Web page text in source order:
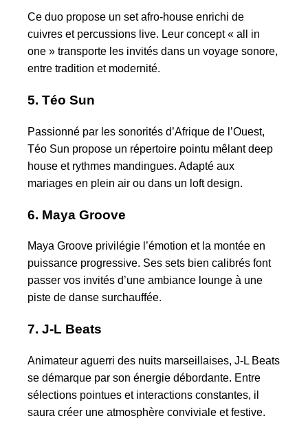
Ce duo propose un set afro-house enrichi de
cuivres et percussions live. Leur concept « all in
one » transporte les invités dans un voyage sonore,
entre tradition et modernité.
5. Téo Sun
Passionné par les sonorités d’Afrique de l’Ouest,
Téo Sun propose un répertoire pointu mêlant deep
house et rythmes mandingues. Adapté aux
mariages en plein air ou dans un loft design.
6. Maya Groove
Maya Groove privilégie l’émotion et la montée en
puissance progressive. Ses sets bien calibrés font
passer vos invités d’une ambiance lounge à une
piste de danse surchauffée.
7. J-L Beats
Animateur aguerri des nuits marseillaises, J-L Beats
se démarque par son énergie débordante. Entre
sélections pointues et interactions constantes, il
saura créer une atmosphère conviviale et festive.